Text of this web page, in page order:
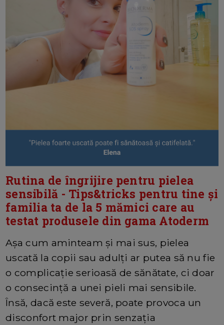
Rutina de îngrijire pentru pielea
sensibilă - Tips&tricks pentru tine și
familia ta de la 5 mămici care au
testat produsele din gama Atoderm
Așa cum aminteam și mai sus, pielea
uscată la copii sau adulți ar putea să nu fie
o complicație serioasă de sănătate, ci doar
o consecință a unei pieli mai sensibile.
Însă, dacă este severă, poate provoca un
disconfort major prin senzația